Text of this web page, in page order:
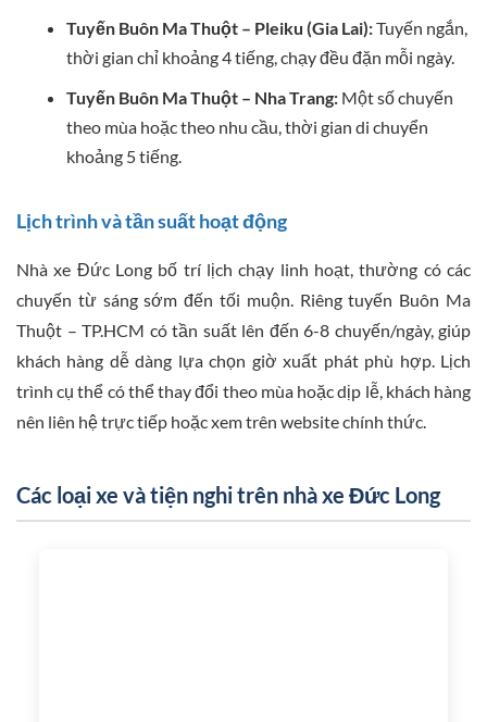
Tuyến Buôn Ma Thuột – Pleiku (Gia Lai):Tuyến ngắn,
thời gian chỉ khoảng 4 tiếng, chạy đều đặn mỗi ngày.
Tuyến Buôn Ma Thuột – Nha Trang:Một số chuyến
theo mùa hoặc theo nhu cầu, thời gian di chuyển
khoảng 5 tiếng.
Lịch trình và tần suất hoạt động
Nhà xe Đức Long bố trí lịch chạy linh hoạt, thường có các
chuyến từ sáng sớm đến tối muộn. Riêng tuyến Buôn Ma
Thuột – TP.HCM có tần suất lên đến 6-8 chuyến/ngày, giúp
khách hàng dễ dàng lựa chọn giờ xuất phát phù hợp. Lịch
trình cụ thể có thể thay đổi theo mùa hoặc dịp lễ, khách hàng
nên liên hệ trực tiếp hoặc xem trên website chính thức.
Các loại xe và tiện nghi trên nhà xe Đức Long